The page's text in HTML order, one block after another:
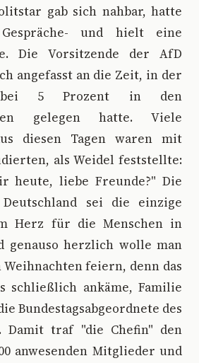
gab sich nahbar, hatte
und hielt eine
Die Vorsitzende der AfD
angefasst an die Zeit, in der
5 Prozent in den
gelegen hatte. Viele
diesen Tagen waren mit
als Weidel feststellte:
heute, liebe Freunde?" Die
sei die einzige
Herz für die Menschen in
genauso herzlich wolle man
feiern, denn das
schließlich ankäme, Familie
Bundestagsabgeordnete des
Damit traf "die Chefin" den
anwesenden Mitglieder und